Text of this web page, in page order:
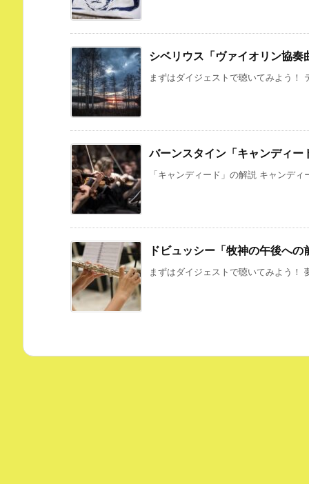
シベリウス「ヴァイオリン協奏
まずはダイジェストで聴いてみよう！
バーンスタイン「キャンディー
「キャンディード」の解説 キャンデ
ドビュッシー「牧神の午後への
まずはダイジェストで聴いてみよう！